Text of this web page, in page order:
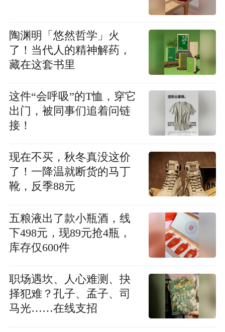
陶渊明「悠然哲学」火
了！当代人的精神解药，
藏在这套书里
这件“会呼吸”的T恤，穿它
出门，被同事们追着问链
接！
现在不买，秋冬真没这价
了！一降温就断货的马丁
靴，反季88元
五粮液出了款小瓶酒，线
下498元，现89元抢4瓶，
库存仅600件
职场遇坎、人心难测、抉
择犯难？孔子、孟子、司
马光……在线支招